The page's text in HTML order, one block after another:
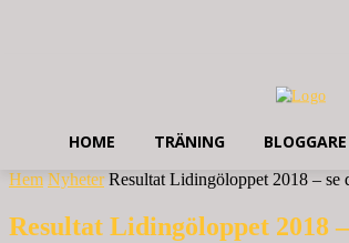
HOME TRÄNING BLOGGARE
Hem Nyheter Resultat Lidingöloppet 2018 – se
Resultat Lidingöloppet 2018